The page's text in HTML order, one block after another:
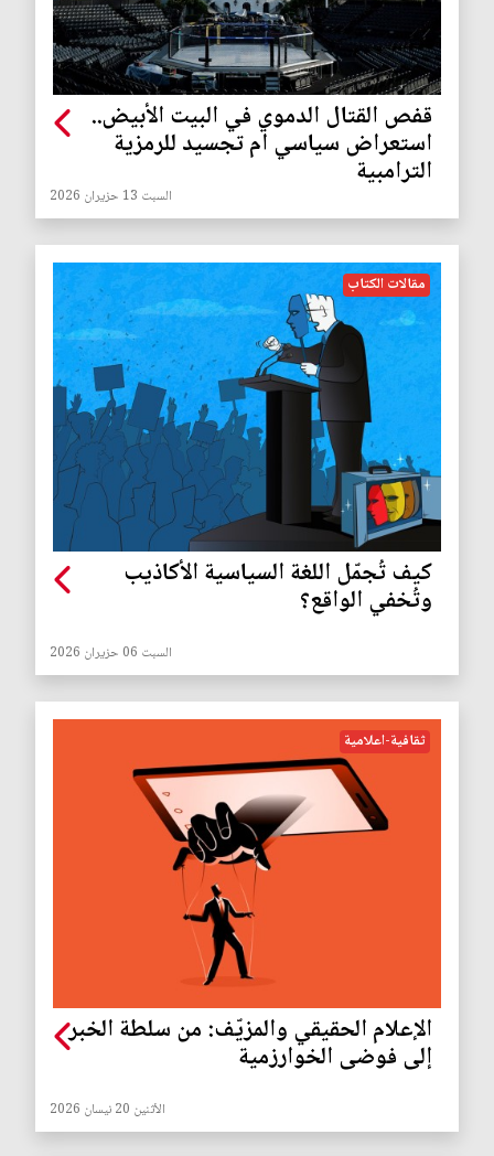
قفص القتال الدموي في البيت الأبيض..
استعراض سياسي ام تجسيد للرمزية
الترامبية
السبت 13 حزيران 2026
مقالات الكتاب
كيف تُجمّل اللغة السياسية الأكاذيب
وتُخفي الواقع؟
السبت 06 حزيران 2026
ثقافية-اعلامية
الإعلام الحقيقي والمزيّف: من سلطة الخبر
إلى فوضى الخوارزمية
الأثنين 20 نيسان 2026